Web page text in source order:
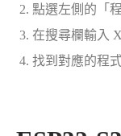
點選左側的「
在搜尋欄輸入
找到對應的程